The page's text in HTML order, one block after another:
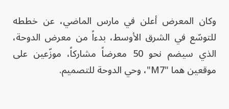
وكان المعرض أعلن في مارس الماضي، عن خططه
للتوسّع في الشرق الأوسط، بدءاً من معرض الدوحة،
الذي سيضم نحو 50 معرضاً مشاركاً، موزّعين على
موقعين هما "M7"، وحي الدوحة للتصميم.